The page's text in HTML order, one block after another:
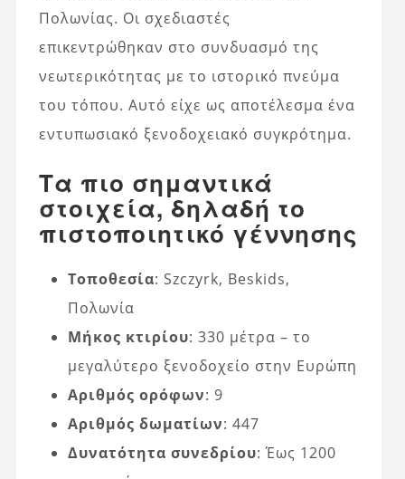
Πολωνίας. Οι σχεδιαστές
επικεντρώθηκαν στο συνδυασμό της
νεωτερικότητας με το ιστορικό πνεύμα
του τόπου. Αυτό είχε ως αποτέλεσμα ένα
εντυπωσιακό ξενοδοχειακό συγκρότημα.
Τα πιο σημαντικά
στοιχεία, δηλαδή το
πιστοποιητικό γέννησης
Τοποθεσία: Szczyrk, Beskids,
Πολωνία
Μήκος κτιρίου: 330 μέτρα – το
μεγαλύτερο ξενοδοχείο στην Ευρώπη
Αριθμός ορόφων: 9
Αριθμός δωματίων: 447
Δυνατότητα συνεδρίου: Έως 1200